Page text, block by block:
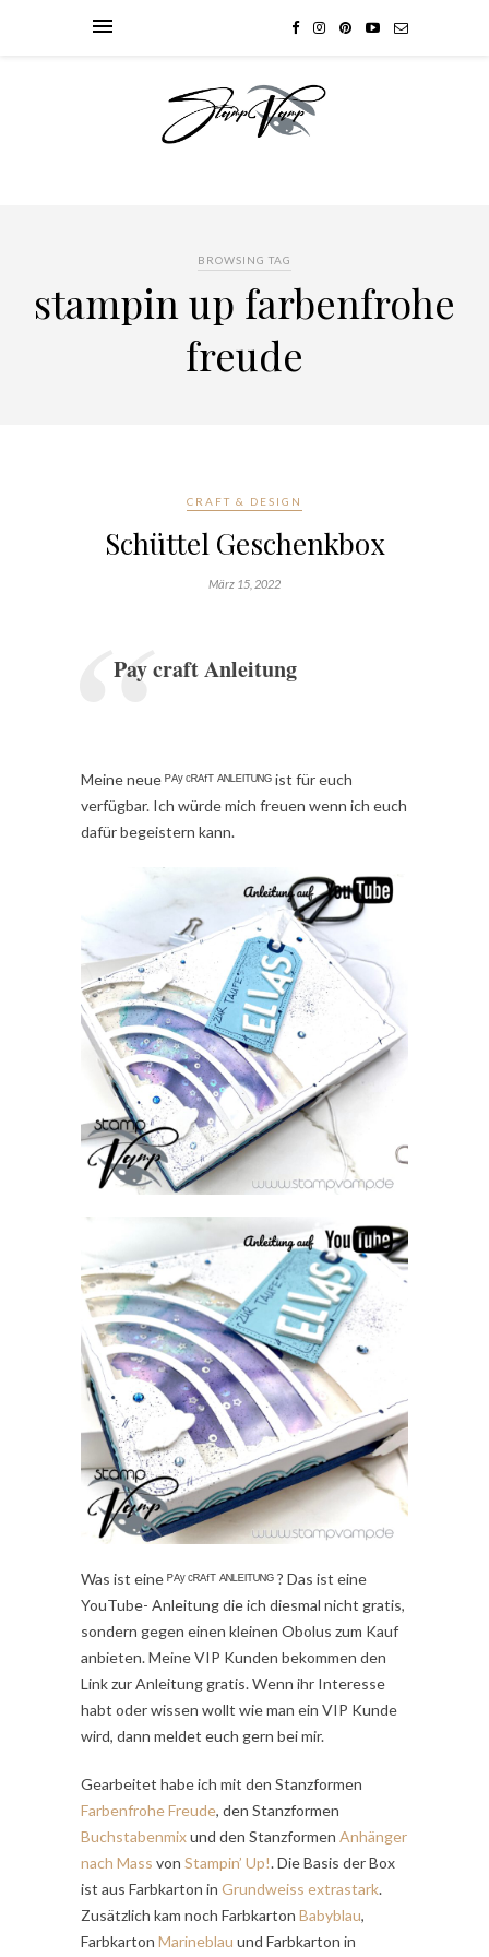
BROWSING TAG
stampin up farbenfrohe
freude
CRAFT & DESIGN
Schüttel Geschenkbox
März 15, 2022
Pay craft Anleitung
Meine neue ᴾᴬʸ ᶜᴿᴬᶠᵀ ᴬᴺᴸᴱᴵᵀᵁᴺᴳ ist für euch
verfügbar. Ich würde mich freuen wenn ich euch
dafür begeistern kann.
Was ist eine ᴾᴬʸ ᶜᴿᴬᶠᵀ ᴬᴺᴸᴱᴵᵀᵁᴺᴳ ? Das ist eine
YouTube- Anleitung die ich diesmal nicht gratis,
sondern gegen einen kleinen Obolus zum Kauf
anbieten. Meine VIP Kunden bekommen den
Link zur Anleitung gratis. Wenn ihr Interesse
habt oder wissen wollt wie man ein VIP Kunde
wird, dann meldet euch gern bei mir.
Gearbeitet habe ich mit den Stanzformen
Farbenfrohe Freude, den Stanzformen
Buchstabenmixund den Stanzformen Anhänger
nach Mass von Stampin’ Up!. Die Basis der Box
ist aus Farbkarton in Grundweiss extrastark.
Zusätzlich kam noch Farbkarton Babyblau,
Farbkarton Marineblau und Farbkarton in